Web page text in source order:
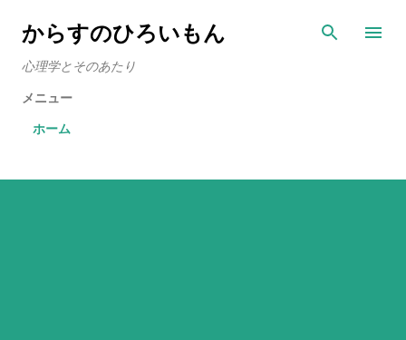
スキップしてメイン コンテンツに移動
からすのひろいもん
心理学とそのあたり
メニュー
ホーム